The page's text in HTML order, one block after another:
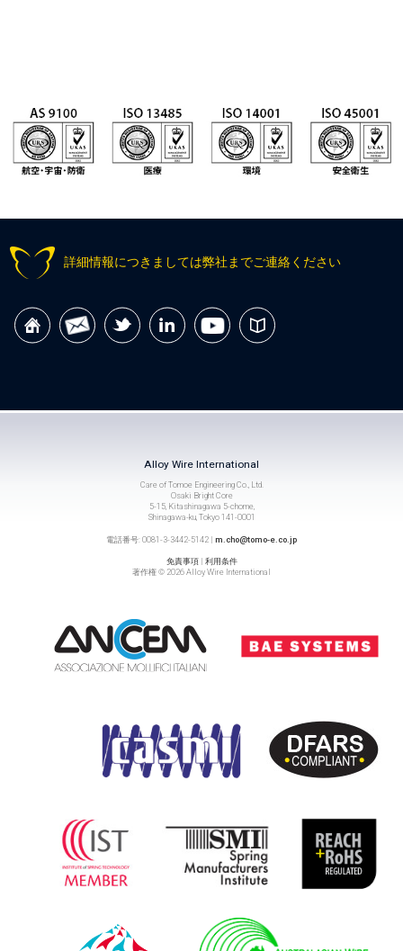
詳細情報につきましては弊社までご連絡ください
Alloy Wire International
Care of Tomoe Engineering Co., Ltd.
Osaki Bright Core
5-15, Kitashinagawa 5-chome,
Shinagawa-ku, Tokyo 141-0001
電話番号: 0081-3-3442-5142 | m.cho@tomo-e.co.jp
免責事項| 利用条件
著作権 © 2026 Alloy Wire International